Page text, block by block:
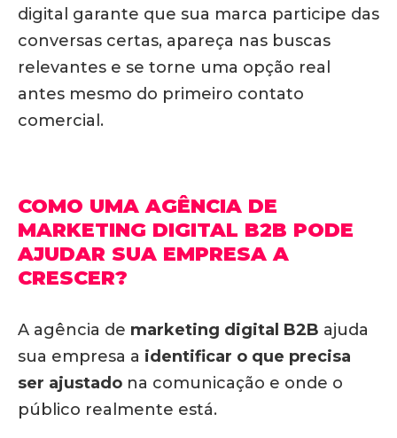
digital garante que sua marca participe das
conversas certas, apareça nas buscas
relevantes e se torne uma opção real
antes mesmo do primeiro contato
comercial.
COMO UMA AGÊNCIA DE
MARKETING DIGITAL B2B PODE
AJUDAR SUA EMPRESA A
CRESCER?
A agência de marketing digital B2B ajuda
sua empresa a identificar o que precisa
ser ajustado na comunicação e onde o
público realmente está.